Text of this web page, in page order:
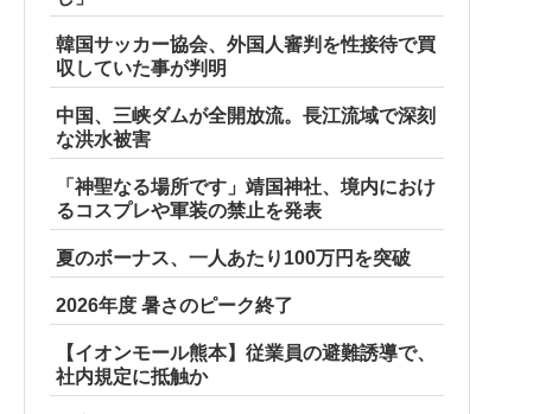
韓国サッカー協会、外国人審判を性接待で買
収していた事が判明
中国、三峡ダムが全開放流。長江流域で深刻
な洪水被害
「神聖なる場所です」靖国神社、境内におけ
るコスプレや軍装の禁止を発表
夏のボーナス、一人あたり100万円を突破
2026年度 暑さのピーク終了
【イオンモール熊本】従業員の避難誘導で、
社内規定に抵触か